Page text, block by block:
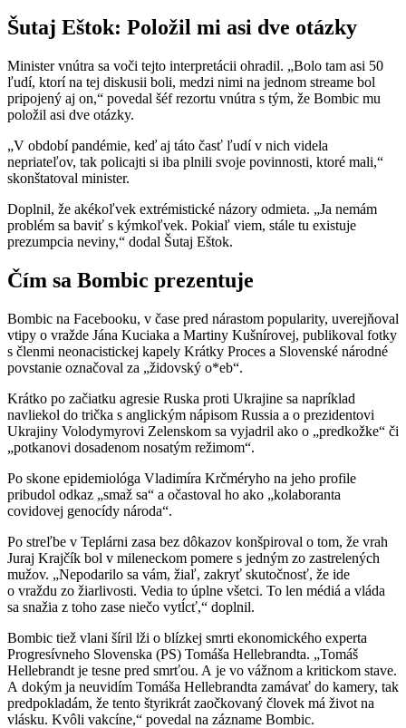
Šutaj Eštok: Položil mi asi dve otázky
Minister vnútra sa voči tejto interpretácii ohradil. „Bolo tam asi 50
ľudí, ktorí na tej diskusii boli, medzi nimi na jednom streame bol
pripojený aj on,“ povedal šéf rezortu vnútra s tým, že Bombic mu
položil asi dve otázky.
„V období pandémie, keď aj táto časť ľudí v nich videla
nepriateľov, tak policajti si iba plnili svoje povinnosti, ktoré mali,“
skonštatoval minister.
Doplnil, že akékoľvek extrémistické názory odmieta. „Ja nemám
problém sa baviť s kýmkoľvek. Pokiaľ viem, stále tu existuje
prezumpcia neviny,“ dodal Šutaj Eštok.
Čím sa Bombic prezentuje
Bombic na Facebooku, v čase pred nárastom popularity, uverejňoval
vtipy o vražde Jána Kuciaka a Martiny Kušnírovej, publikoval fotky
s členmi neonacistickej kapely Krátky Proces a Slovenské národné
povstanie označoval za „židovský o*eb“.
Krátko po začiatku agresie Ruska proti Ukrajine sa napríklad
navliekol do trička s anglickým nápisom Russia a o prezidentovi
Ukrajiny Volodymyrovi Zelenskom sa vyjadril ako o „predkožke“ či
„potkanovi dosadenom nosatým režimom“.
Po skone epidemiológa Vladimíra Krčméryho na jeho profile
pribudol odkaz „smaž sa“ a očastoval ho ako „kolaboranta
covidovej genocídy národa“.
Po streľbe v Teplárni zasa bez dôkazov konšpiroval o tom, že vrah
Juraj Krajčík bol v mileneckom pomere s jedným zo zastrelených
mužov. „Nepodarilo sa vám, žiaľ, zakryť skutočnosť, že ide
o vraždu zo žiarlivosti. Vedia to úplne všetci. To len médiá a vláda
sa snažia z toho zase niečo vytĺcť,“ doplnil.
Bombic tiež vlani šíril lži o blízkej smrti ekonomického experta
Progresívneho Slovenska (PS) Tomáša Hellebrandta. „Tomáš
Hellebrandt je tesne pred smrťou. A je vo vážnom a kritickom stave.
A dokým ja neuvidím Tomáša Hellebrandta zamávať do kamery, tak
predpokladám, že tento štyrikrát zaočkovaný človek má život na
vlásku. Kvôli vakcíne,“ povedal na zázname Bombic.